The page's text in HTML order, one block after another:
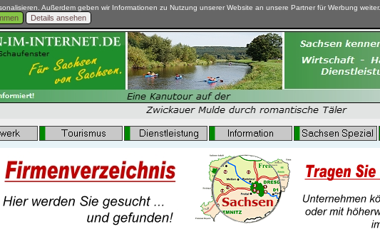
Außerdem geben wir Informationen zu Nutzung unserer Website an unsere Partner für Werbung weiter.
Details ansehen